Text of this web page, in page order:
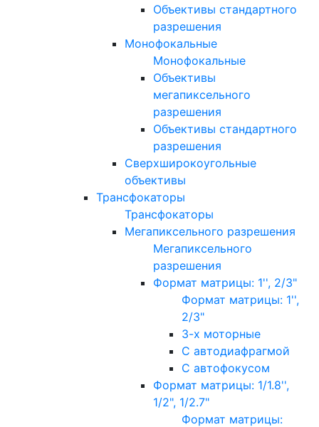
Объективы стандартного
разрешения
Монофокальные
Монофокальные
Объективы
мегапиксельного
разрешения
Объективы стандартного
разрешения
Сверхширокоугольные
объективы
Трансфокаторы
Трансфокаторы
Мегапиксельного разрешения
Мегапиксельного
разрешения
Формат матрицы: 1'', 2/3"
Формат матрицы: 1'',
2/3"
3-х моторные
С автодиафрагмой
С автофокусом
Формат матрицы: 1/1.8'',
1/2", 1/2.7"
Формат матрицы: